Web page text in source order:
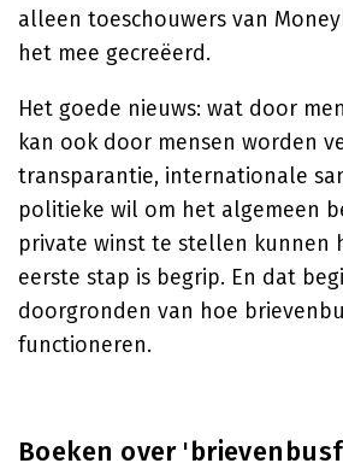
alleen toeschouwers van
het mee gecreëerd.
Het goede nieuws: wat door
kan ook door mensen worden
transparantie, internationale
politieke wil om het algemeen
private winst te stellen kunnen
eerste stap is begrip. En dat
doorgronden van hoe
functioneren.
Boeken over